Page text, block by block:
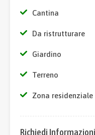
Cantina
Da ristrutturare
Giardino
Terreno
Zona residenziale
Richiedi